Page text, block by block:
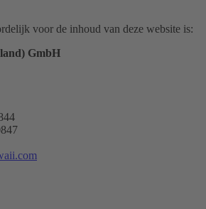
voor de inhoud van deze website is:
GmbH